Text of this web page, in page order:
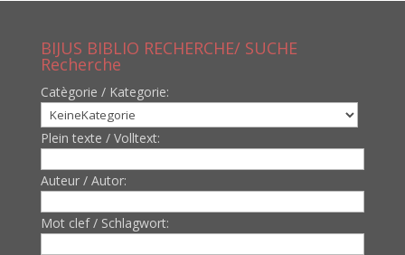
BIJUS BIBLIO RECHERCHE/ SUCHE
Recherche
Catègorie / Kategorie:
Plein texte / Volltext:
Auteur / Autor:
Mot clef / Schlagwort: